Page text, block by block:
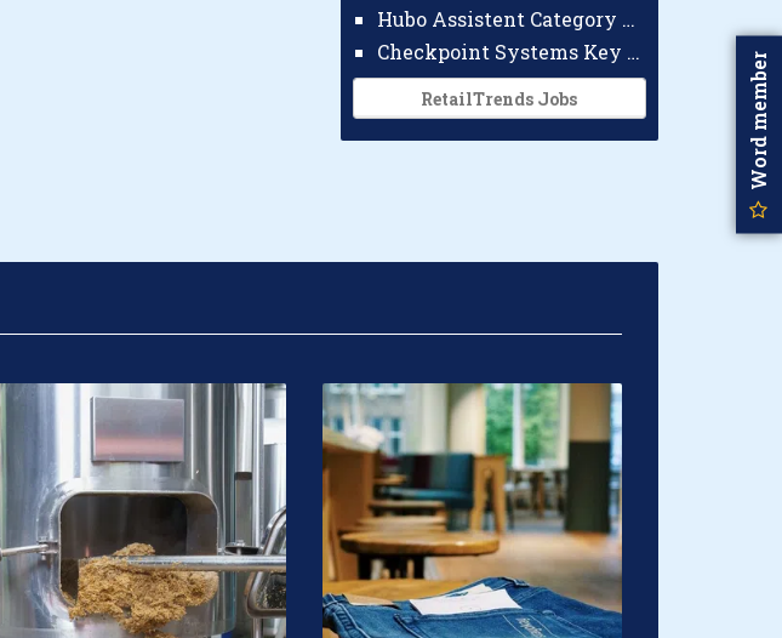
Hubo Assistent Category Manager
Checkpoint Systems Key Accountmanager Benelux
RetailTrends Jobs Word member